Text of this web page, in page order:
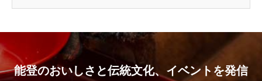
能登のおいしさと伝統文化、イベントを発信